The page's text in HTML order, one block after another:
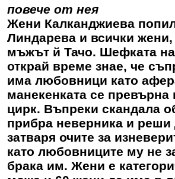
повече от нея
Жени Калканджиева
Линдарева и всички жени,
мъжът й Тачо. Шефката
открай време знае, че
има любовници като
манекенката се превърна
цирк. Въпреки скандала
прибра неверника и реши
затваря очите за
като любовниците му не
брака им. Жени е